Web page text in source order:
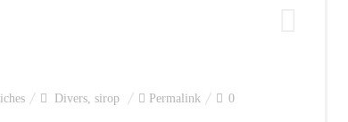
Divers, sirop Permalink 0